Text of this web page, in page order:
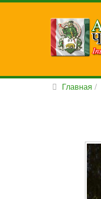
Главная